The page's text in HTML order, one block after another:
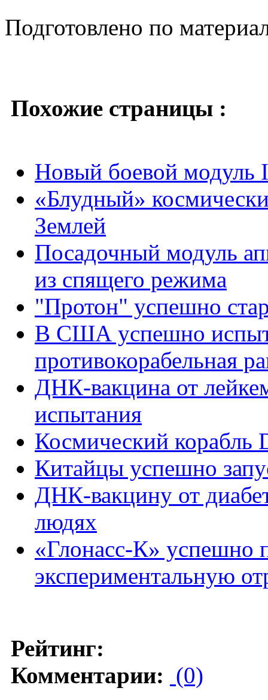
Подготовлено по
Похожие страницы :
Новый боевой модуль
«Блудный»
Землей
Посадочный модуль
из спящего режима
"Протон" успешно
В США успешно
противокорабельная
ДНК-вакцина от
испытания
Космический корабль
Китайцы успешно
ДНК-вакцину от
людях
«Глонасс-К» успешно
экспериментальную
Рейтинг:
Комментарии: (0)